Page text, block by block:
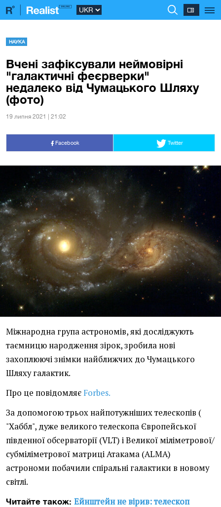
НАУКА
Вчені зафіксували неймовірні
"галактичні феєрверки"
недалеко від Чумацького Шляху
(фото)
19 липня 2021 | 21:02
Facebook Twitter
Міжнародна група астрономів, які досліджують
таємницю народження зірок, зробила нові
захоплюючі знімки найближчих до Чумацького
Шляху галактик.
Про це повідомляє Forbes.
За допомогою трьох найпотужніших телескопів (
"Хаббл", дуже великого телескопа Європейської
південної обсерваторії (VLT) і Великої міліметрової/
субміліметрової матриці Атакама (ALMA)
астрономи побачили спіральні галактики в новому
світлі.
Читайте також: Ейнштейн не вірив: телескоп